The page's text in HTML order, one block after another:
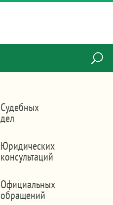
Судебных
дел
Юридических
консультаций
Официальных
обращений